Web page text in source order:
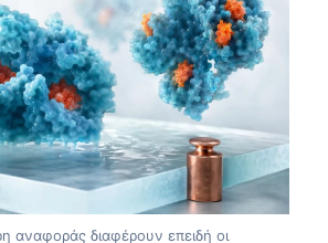
αναφοράς διαφέρουν επειδή οι